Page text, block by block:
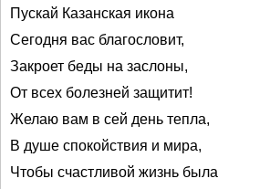
Пускай Казанская икона
Сегодня вас благословит,
Закроет беды на заслоны,
От всех болезней защитит!
Желаю вам в сей день тепла,
В душе спокойствия и мира,
Чтобы счастливой жизнь была